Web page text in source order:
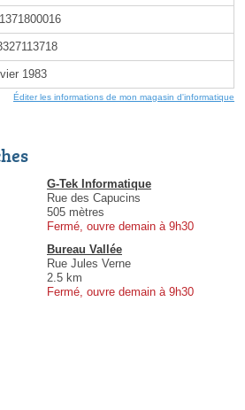
1983
Éditer les informations de mon magasin d'informatique
G-Tek Informatique
Rue des Capucins
505 mètres
Fermé, ouvre demain à 9h30
Bureau Vallée
Rue Jules Verne
2.5 km
Fermé, ouvre demain à 9h30